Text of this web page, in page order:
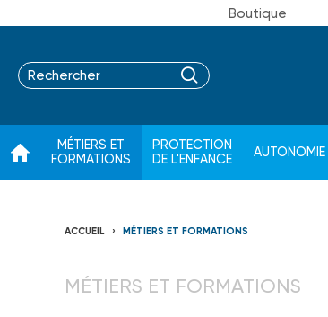
Boutique
MÉTIERS ET
FORMATIONS
PROTECTION
DE L'ENFANCE
AUTONOMIE
ACCUEIL MÉTIERS ET FORMATIONS
MÉTIERS ET FORMATIONS